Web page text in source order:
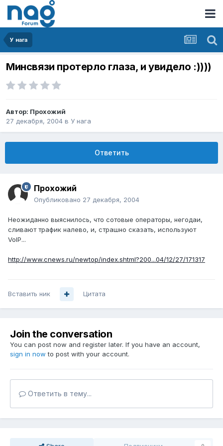
У нага
Минсвязи протерло глаза, и увидело :))))
Автор: Прохожий
27 декабря, 2004 в У нага
Ответить
Прохожий
Опубликовано 27 декабря, 2004
Неожиданно выяснилось, что сотовые операторы, негодаи,
сливают трафик налево, и, страшно сказать, используют
VoIP...
http://www.cnews.ru/newtop/index.shtml?200...04/12/27/171317
Вставить ник Цитата
Join the conversation
You can post now and register later. If you have an account,
sign in now to post with your account.
Ответить в тему...